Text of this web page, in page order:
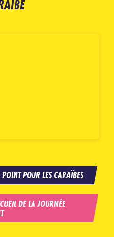
POUR LES CARAÏBES
DE LA JOURNÉE